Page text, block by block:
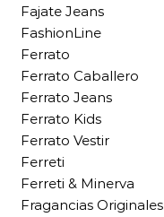
Fajate Jeans
FashionLine
Ferrato
Ferrato Caballero
Ferrato Jeans
Ferrato Kids
Ferrato Vestir
Ferreti
Ferreti & Minerva
Fragancias Originales